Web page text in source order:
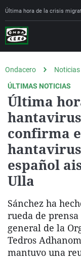
Última hora de la crisis
Ondacero Noticias
ÚLTIMAS NOTICIAS
Última
confirma
español
Ulla
Sánchez ha
rueda de
general de la
Tedros
mantuvo una